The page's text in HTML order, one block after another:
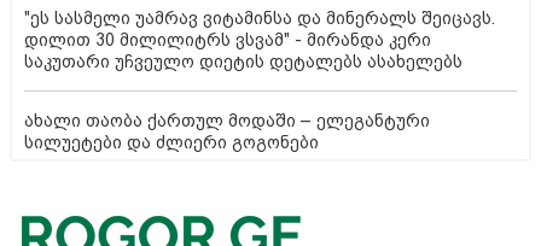
"ეს სასმელი უამრავ ვიტამინსა და მინერალს შეიცავს.
დილით 30 მილილიტრს ვსვამ" - მირანდა კერი
საკუთარი უჩვეულო დიეტის დეტალებს ასახელებს
ახალი თაობა ქართულ მოდაში – ელეგანტური
სილუეტები და ძლიერი გოგონები